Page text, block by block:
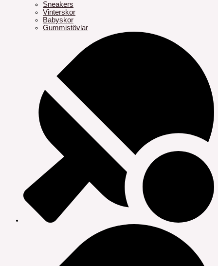
Sneakers
Vinterskor
Babyskor
Gummistövlar